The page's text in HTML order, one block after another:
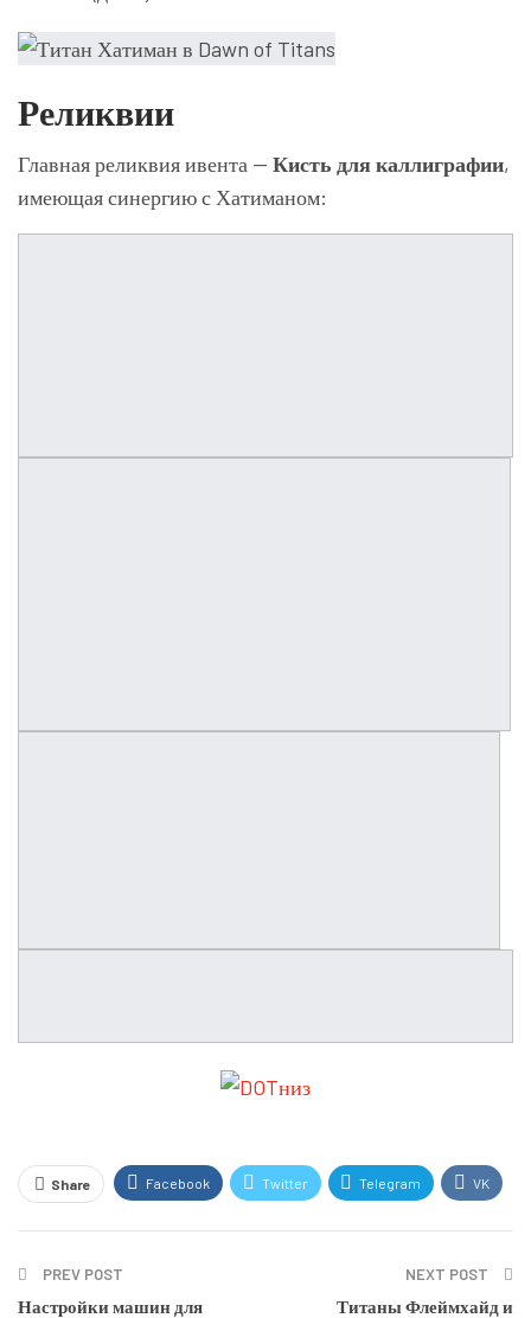
Реликвии
Главная реликвия ивента — Кисть для каллиграфии,
имеющая синергию с Хатиманом:
Share Facebook Twitter Telegram VK
PREV POST
Настройки машин для
NEXT POST
Титаны Флеймхайд и